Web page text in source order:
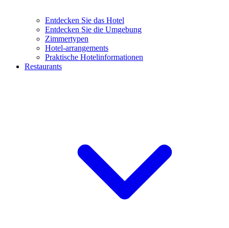
Entdecken Sie das Hotel
Entdecken Sie die Umgebung
Zimmertypen
Hotel-arrangements
Praktische Hotelinformationen
Restaurants